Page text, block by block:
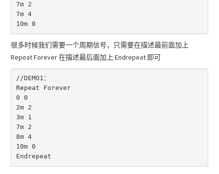
7m 2
7m 4
10m 0
很多时候我们需要一个周期信号，只需要在描述最前面加上
Repeat Forever 在描述最后面加上 Endrepeat 即可
//DEMO1：
Repeat Forever
0 0
2m 2
3m 1
7m 2
8m 4
10m 0
Endrepeat